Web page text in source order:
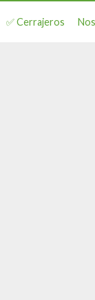
✅ Cerrajeros